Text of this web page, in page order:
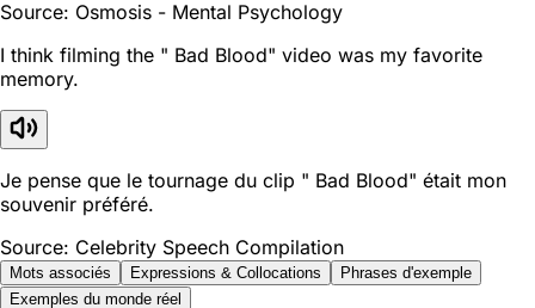
Source: Osmosis - Mental Psychology
I think filming the " Bad Blood" video was my favorite
memory.
Je pense que le tournage du clip " Bad Blood" était mon
souvenir préféré.
Source: Celebrity Speech Compilation
Mots associés Expressions & Collocations
Phrases d'exemple
Exemples du monde réel